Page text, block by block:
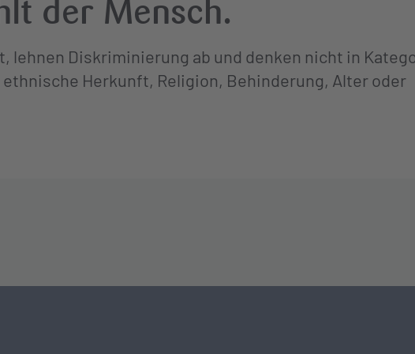
der Mensch.
lehnen Diskriminierung ab und denken nicht in
Herkunft, Religion, Behinderung, Alter oder